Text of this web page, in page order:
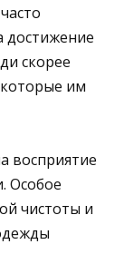
скорее
им
восприятие
Особое
чистоты и